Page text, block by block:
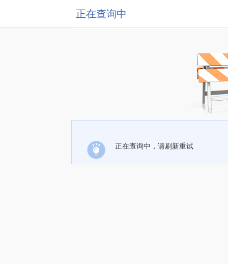
正在查询中
正在查询中，请刷新重试